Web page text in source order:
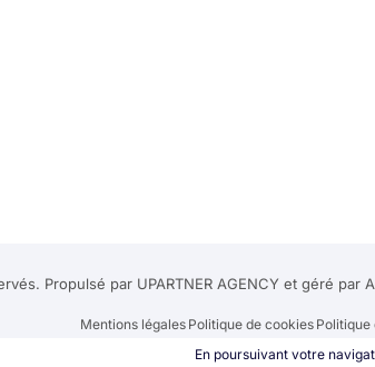
Propulsé par UPARTNER AGENCY et géré par
Mentions légales Politique de cookies
En poursuivant votre